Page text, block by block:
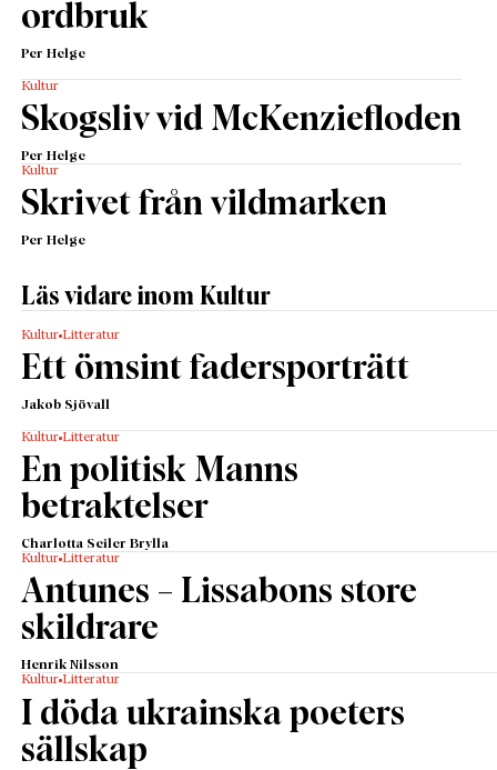
ordbruk
Per Helge
Kultur
Skogsliv vid McKenziefloden
Per Helge
Kultur
Skrivet från vildmarken
Per Helge
Läs vidare inom Kultur
Kultur Litteratur
Ett ömsint fadersporträtt
Jakob Sjövall
Kultur Litteratur
En politisk Manns
betraktelser
Charlotta Seiler Brylla
Kultur Litteratur
Antunes – Lissabons store
skildrare
Henrik Nilsson
Kultur Litteratur
I döda ukrainska poeters
sällskap